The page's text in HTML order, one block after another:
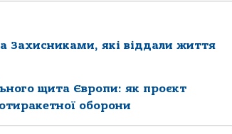
Захисниками, які віддали життя
щита Європи: як проєкт
оборони